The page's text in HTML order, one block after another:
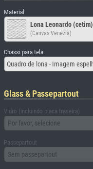
Material
Lona Leonardo (cetim)
(Canvas Venezia)
Chassi para tela
Glass & Passepartout
Vidro (incluindo placa traseira)
Por favor, selecione
Passepartout
Sem passepartout